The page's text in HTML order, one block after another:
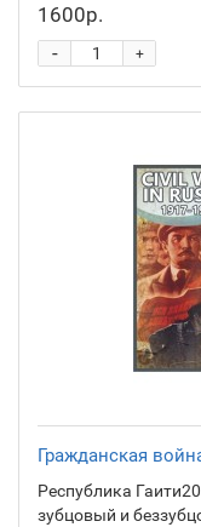
1600р.
+
-
Гражданская
Республика
зубцовый и